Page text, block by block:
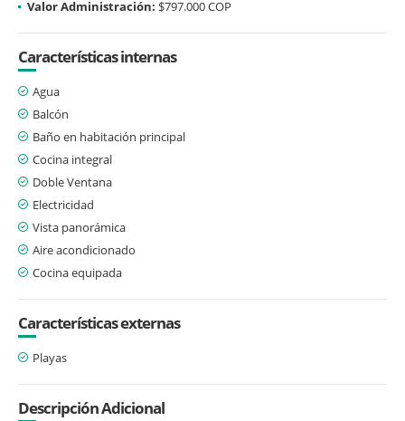
Valor Administración: $797.000 COP
Características internas
Agua
Balcón
Baño en habitación principal
Cocina integral
Doble Ventana
Electricidad
Vista panorámica
Aire acondicionado
Cocina equipada
Características externas
Playas
Descripción Adicional